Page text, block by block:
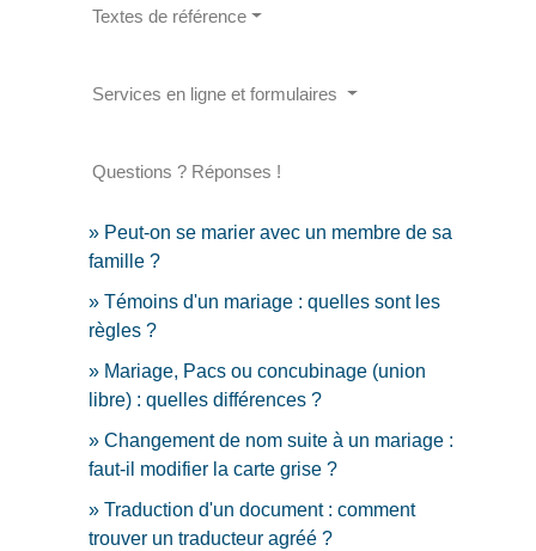
Textes de référence
Services en ligne et formulaires
Questions ? Réponses !
Peut-on se marier avec un membre de sa
famille ?
Témoins d'un mariage : quelles sont les
règles ?
Mariage, Pacs ou concubinage (union
libre) : quelles différences ?
Changement de nom suite à un mariage :
faut-il modifier la carte grise ?
Traduction d'un document : comment
trouver un traducteur agréé ?